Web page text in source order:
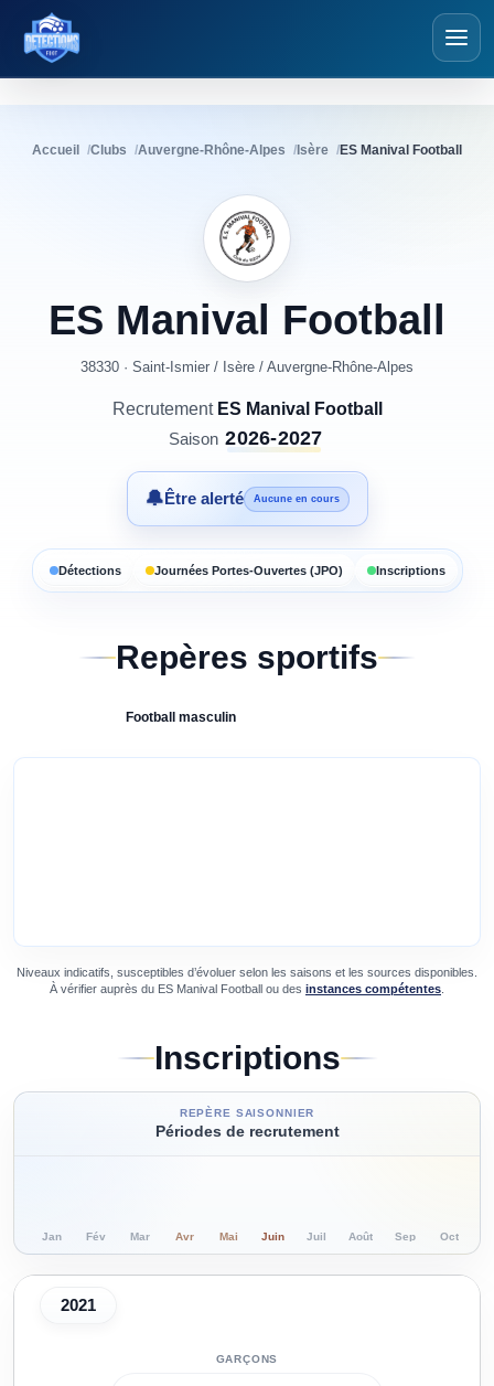
Détections Foot
Accueil Clubs Auvergne-Rhône-Alpes Isère ES Manival Football
ES Manival Football
38330 · Saint-Ismier / Isère / Auvergne-Rhône-Alpes
Recrutement ES Manival Football
Saison 2026-2027
🔔Être alerté Aucune en cours
Détections Journées Portes-Ouvertes (JPO) Inscriptions
Repères sportifs
Football masculin
Niveaux indicatifs, susceptibles d’évoluer selon les saisons et les sources disponibles.
À vérifier auprès du ES Manival Football ou des instances compétentes
Inscriptions
REPÈRE SAISONNIER
Périodes de recrutement
Jan Fév Mar Avr Mai Juin Juil Août Sep Oct
2021